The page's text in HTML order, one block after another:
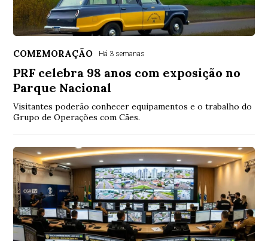
COMEMORAÇÃO Há 3 semanas
PRF celebra 98 anos com exposição no
Parque Nacional
Visitantes poderão conhecer equipamentos e o trabalho do
Grupo de Operações com Cães.